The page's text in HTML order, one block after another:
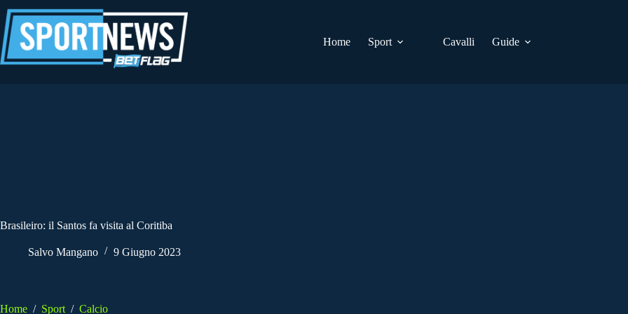
al
contenuto
Home
Sport Cavalli Guide
Brasileiro: il Santos fa visita al Coritiba
Salvo Mangano 9 Giugno 2023
Home / Sport / Calcio